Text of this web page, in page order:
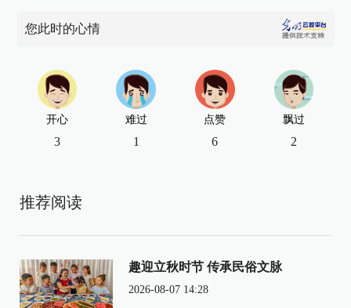
您此时的心情
开心
3
难过
1
点赞
6
飘过
2
推荐阅读
趣迎立秋时节 传承民俗文脉
2026-08-07 14:28